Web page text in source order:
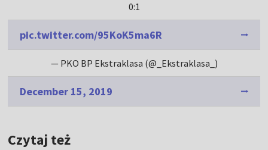
0:1
pic.twitter.com/95KoK5ma6R
— PKO BP Ekstraklasa (@_Ekstraklasa_)
December 15, 2019
Czytaj też